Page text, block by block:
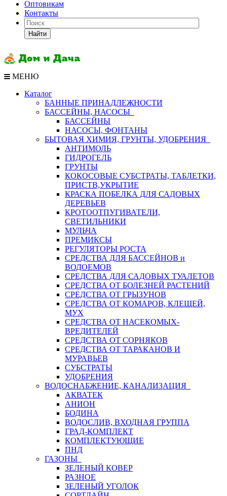
Оптовикам
Контакты
Найти
МЕНЮ
Каталог
БАННЫЕ ПРИНАДЛЕЖНОСТИ
БАССЕЙНЫ, НАСОСЫ
БАССЕЙНЫ
НАСОСЫ, ФОНТАНЫ
БЫТОВАЯ ХИМИЯ, ГРУНТЫ, УДОБРЕНИЯ
АНТИМОЛЬ
ГИДРОГЕЛЬ
ГРУНТЫ
КОКОСОВЫЕ СУБСТРАТЫ, ТАБЛЕТКИ,
ПРИСТВ,УКРЫТИЕ
КРАСКА ПОБЕЛКА ДЛЯ САДОВЫХ
ДЕРЕВЬЕВ
КРОТООТПУГИВАТЕЛИ,
СВЕТИЛЬНИКИ
МУЛЬЧА
ПРЕМИКСЫ
РЕГУЛЯТОРЫ РОСТА
СРЕДСТВА ДЛЯ БАССЕЙНОВ и
ВОДОЕМОВ
СРЕДСТВА ДЛЯ САДОВЫХ ТУАЛЕТОВ
СРЕДСТВА ОТ БОЛЕЗНЕЙ РАСТЕНИЙ
СРЕДСТВА ОТ ГРЫЗУНОВ
СРЕДСТВА ОТ КОМАРОВ, КЛЕЩЕЙ,
МУХ
СРЕДСТВА ОТ НАСЕКОМЫХ-
ВРЕДИТЕЛЕЙ
СРЕДСТВА ОТ СОРНЯКОВ
СРЕДСТВА ОТ ТАРАКАНОВ И
МУРАВЬЕВ
СУБСТРАТЫ
УДОБРЕНИЯ
ВОДОСНАБЖЕНИЕ, КАНАЛИЗАЦИЯ
АКВАТЕК
АНИОН
БОДИНА
ВОДОСЛИВ, ВХОДНАЯ ГРУППА
ГРАД-КОМПЛЕКТ
КОМПЛЕКТУЮЩИЕ
ПНД
ГАЗОНЫ
ЗЕЛЕНЫЙ КОВЕР
РАЗНОЕ
ЗЕЛЕНЫЙ УГОЛОК